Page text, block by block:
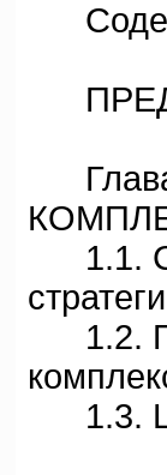
1.1.
1.2.
1.3.